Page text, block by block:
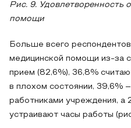
Рис. 9. Удовлетворенность
помощи
Больше всего
медицинской помощи из-за
прием (82,6%), 36,8%
в плохом состоянии, 39,6%
работниками учреждения, а
устраивают часы работы